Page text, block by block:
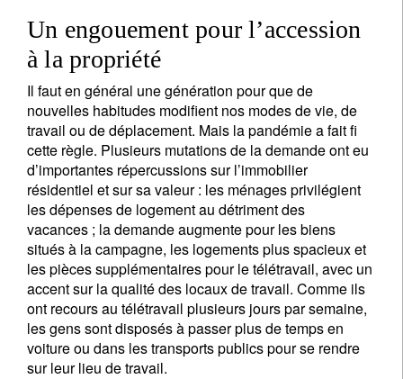
Un engouement pour l’accession
à la propriété
Il faut en général une génération pour que de
nouvelles habitudes modifient nos modes de vie, de
travail ou de déplacement. Mais la pandémie a fait fi
cette règle. Plusieurs mutations de la demande ont eu
d’importantes répercussions sur l’immobilier
résidentiel et sur sa valeur : les ménages privilégient
les dépenses de logement au détriment des
vacances ; la demande augmente pour les biens
situés à la campagne, les logements plus spacieux et
les pièces supplémentaires pour le télétravail, avec un
accent sur la qualité des locaux de travail. Comme ils
ont recours au télétravail plusieurs jours par semaine,
les gens sont disposés à passer plus de temps en
voiture ou dans les transports publics pour se rendre
sur leur lieu de travail.